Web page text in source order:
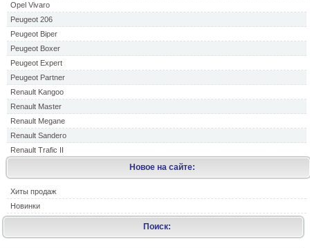
Opel Vivaro
Peugeot 206
Peugeot Biper
Peugeot Boxer
Peugeot Expert
Peugeot Partner
Renault Kangoo
Renault Master
Renault Megane
Renault Sandero
Renault Trafic II
Новое на сайте:
Хиты продаж
Новинки
Поиск: